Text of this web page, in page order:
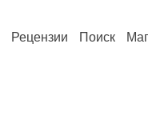
Рецензии Поиск